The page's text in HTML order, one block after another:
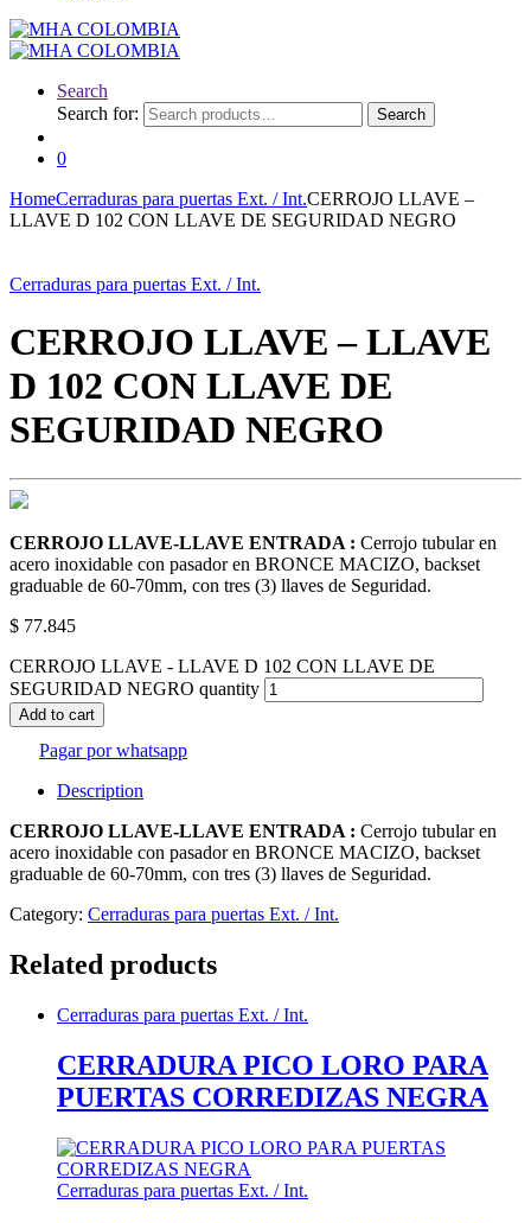
Search
Search for:
Search
0
HomeCerraduras para puertas Ext. / Int.CERROJO LLAVE –
LLAVE D 102 CON LLAVE DE SEGURIDAD NEGRO
Cerraduras para puertas Ext. / Int.
CERROJO LLAVE – LLAVE
D 102 CON LLAVE DE
SEGURIDAD NEGRO
CERROJO LLAVE-LLAVE ENTRADA : Cerrojo tubular en
acero inoxidable con pasador en BRONCE MACIZO, backset
graduable de 60-70mm, con tres (3) llaves de Seguridad.
$ 77.845
CERROJO LLAVE - LLAVE D 102 CON LLAVE DE
SEGURIDAD NEGRO quantity
Add to cart
Pagar por whatsapp
Description
CERROJO LLAVE-LLAVE ENTRADA : Cerrojo tubular en
acero inoxidable con pasador en BRONCE MACIZO, backset
graduable de 60-70mm, con tres (3) llaves de Seguridad.
Category: Cerraduras para puertas Ext. / Int.
Related products
Cerraduras para puertas Ext. / Int.
CERRADURA PICO LORO PARA
PUERTAS CORREDIZAS NEGRA
Cerraduras para puertas Ext. / Int.